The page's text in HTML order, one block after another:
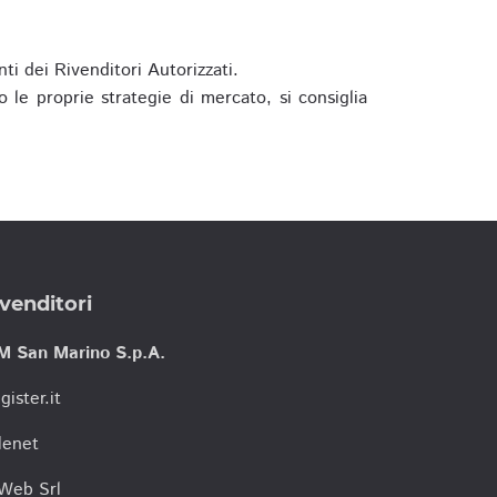
dei Rivenditori Autorizzati.
le proprie strategie di mercato, si consiglia
San Marino S.p.A.
Srl